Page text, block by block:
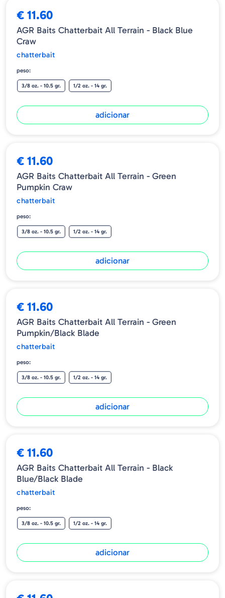
€ 11.60
AGR Baits Chatterbait All Terrain - Black Blue
Craw
chatterbait
peso:
3/8 oz. - 10.5 gr. 1/2 oz. - 14 gr.
adicionar
€ 11.60
AGR Baits Chatterbait All Terrain - Green
Pumpkin Craw
chatterbait
peso:
3/8 oz. - 10.5 gr. 1/2 oz. - 14 gr.
adicionar
€ 11.60
AGR Baits Chatterbait All Terrain - Green
Pumpkin/Black Blade
chatterbait
peso:
3/8 oz. - 10.5 gr. 1/2 oz. - 14 gr.
adicionar
€ 11.60
AGR Baits Chatterbait All Terrain - Black
Blue/Black Blade
chatterbait
peso:
3/8 oz. - 10.5 gr. 1/2 oz. - 14 gr.
adicionar